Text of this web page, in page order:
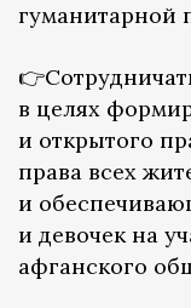
гуманитарной
в целях
и открытого
права всех
и
и девочек на
афганского